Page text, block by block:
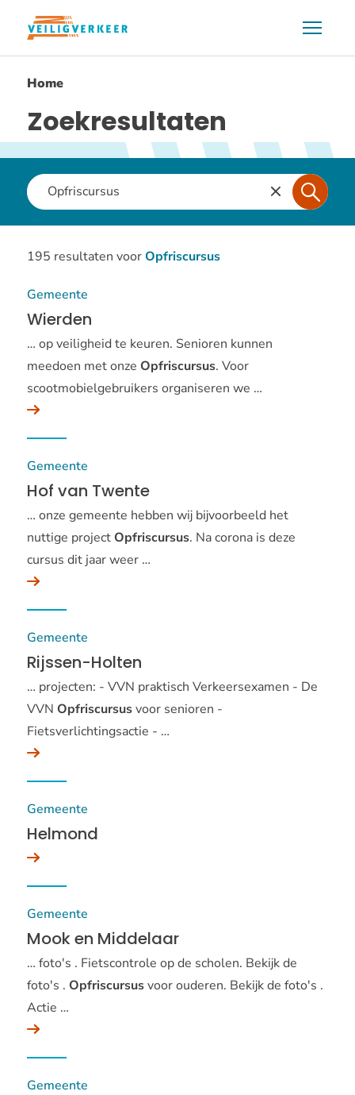
Overslaan
gaan
Menu
Home
Zoekresultaten
Waar
ben
je
naar
zoek?
195 resultaten voorOpfriscursus
Gemeente
Wierden
… op veiligheid te keuren. Senioren kunnen
meedoen met onze Opfriscursus. Voor
scootmobielgebruikers organiseren we …
Gemeente
Hof van Twente
… onze gemeente hebben wij bijvoorbeeld het
nuttige project Opfriscursus. Na corona is deze
cursus dit jaar weer …
Gemeente
Rijssen-Holten
… projecten: - VVN praktisch Verkeersexamen - De
VVN Opfriscursusvoor senioren -
Fietsverlichtingsactie - …
Gemeente
Helmond
Gemeente
Mook en Middelaar
… foto's . Fietscontrole op de scholen. Bekijk de
foto's . Opfriscursusvoor ouderen. Bekijk de foto's .
Actie …
Gemeente